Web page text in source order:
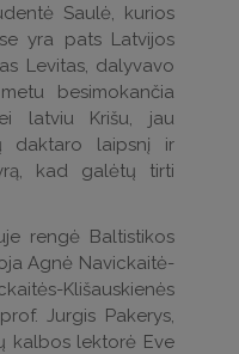
Saulė, kurios
yra pats Latvijos
Levitas, dalyvavo
besimokančia
latviu Krišu, jau
daktaro laipsnį ir
kad galėtų tirti
rengė Baltistikos
Agnė Navickaitė-
Klišauskienės
Jurgis Pakerys,
kalbos lektorė Eve